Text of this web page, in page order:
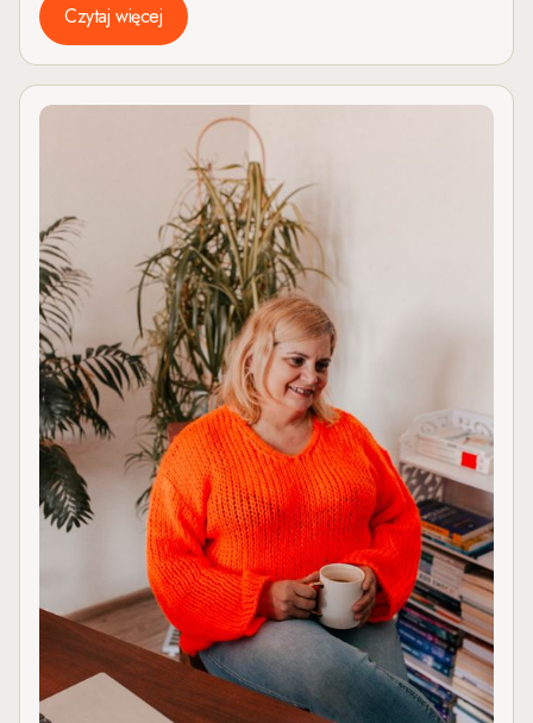
Czytaj więcej